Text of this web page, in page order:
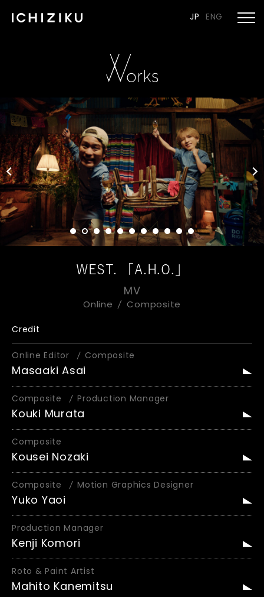
JP ENG
WEST. 「A.H.O.」
MV
Online Composite
Credit
Online Editor Composite
Masaaki Asai
Composite Production Manager
Kouki Murata
Composite
Kousei Nozaki
Composite Motion Graphics Designer
Yuko Yaoi
Production Manager
Kenji Komori
Roto & Paint Artist
Mahito Kanemitsu